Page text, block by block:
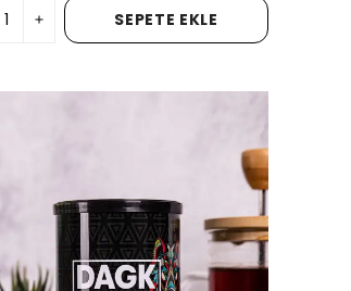
SEPETE EKLE